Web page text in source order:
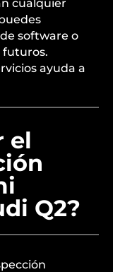
cualquier
software o
ayuda a
el
Q2?